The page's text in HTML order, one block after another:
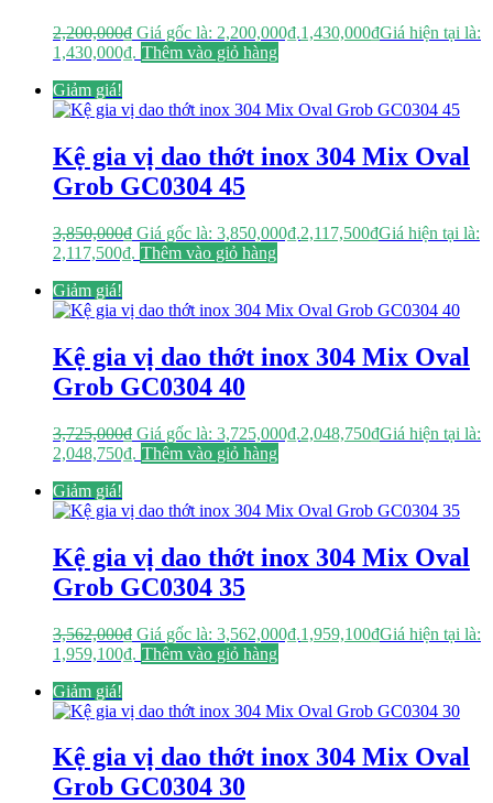
2,200,000₫ Giá gốc là: 2,200,000₫.1,430,000₫Giá hiện tại là:
1,430,000₫. Thêm vào giỏ hàng
Giảm giá!
Kệ gia vị dao thớt inox 304 Mix Oval
Grob GC0304 45
3,850,000₫ Giá gốc là: 3,850,000₫.2,117,500₫Giá hiện tại là:
2,117,500₫. Thêm vào giỏ hàng
Giảm giá!
Kệ gia vị dao thớt inox 304 Mix Oval
Grob GC0304 40
3,725,000₫ Giá gốc là: 3,725,000₫.2,048,750₫Giá hiện tại là:
2,048,750₫. Thêm vào giỏ hàng
Giảm giá!
Kệ gia vị dao thớt inox 304 Mix Oval
Grob GC0304 35
3,562,000₫ Giá gốc là: 3,562,000₫.1,959,100₫Giá hiện tại là:
1,959,100₫. Thêm vào giỏ hàng
Giảm giá!
Kệ gia vị dao thớt inox 304 Mix Oval
Grob GC0304 30